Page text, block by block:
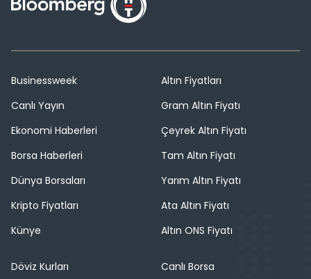
Businessweek
Canlı Yayın
Ekonomi Haberleri
Borsa Haberleri
Dünya Borsaları
Kripto Fiyatları
Künye
Altın Fiyatları
Gram Altın Fiyatı
Çeyrek Altın Fiyatı
Tam Altın Fiyatı
Yarım Altın Fiyatı
Ata Altın Fiyatı
Altın ONS Fiyatı
Döviz Kurları
Canlı Borsa